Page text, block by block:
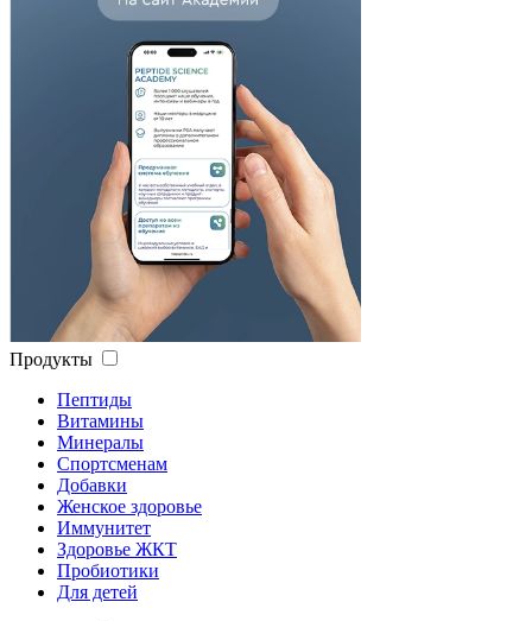
Продукты
Пептиды
Витамины
Минералы
Спортсменам
Добавки
Женское здоровье
Иммунитет
Здоровье ЖКТ
Пробиотики
Для детей